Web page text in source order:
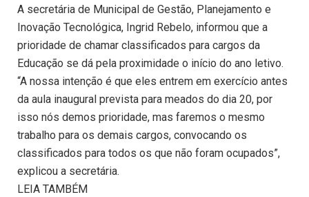
A secretária de Municipal de Gestão, Planejamento e
Inovação Tecnológica, Ingrid Rebelo, informou que a
prioridade de chamar classificados para cargos da
Educação se dá pela proximidade o início do ano letivo.
“A nossa intenção é que eles entrem em exercício antes
da aula inaugural prevista para meados do dia 20, por
isso nós demos prioridade, mas faremos o mesmo
trabalho para os demais cargos, convocando os
classificados para todos os que não foram ocupados”,
explicou a secretária.
LEIA TAMBÉM